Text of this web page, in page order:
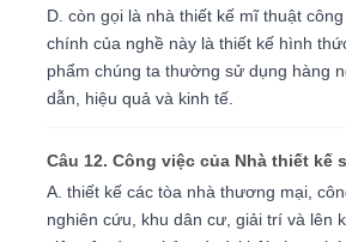
D. còn gọi là nhà thiết kế mĩ thuật
chính của nghề này là thiết kế hình
phẩm chúng ta thường sử dụng hàng
dẫn, hiệu quả và kinh tế.
Câu 12. Công việc của Nhà thiết kế
A. thiết kế các tòa nhà thương mại,
nghiên cứu, khu dân cư, giải trí và lên